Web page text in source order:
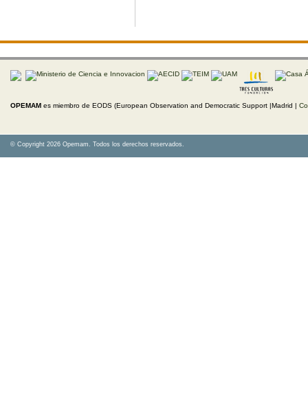
OPEMAM es miembro de EODS (European Observation and Democratic Support |Madrid |
© Copyright 2026 Opemam. Todos los derechos reservados.